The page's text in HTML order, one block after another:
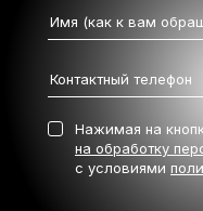
Нажимая на
на обработку
с условиями